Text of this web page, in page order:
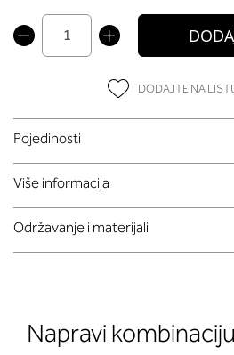
DODAJTE NA
Pojedinosti
Više informacija
Održavanje i materijali
Napravi kombinaciju